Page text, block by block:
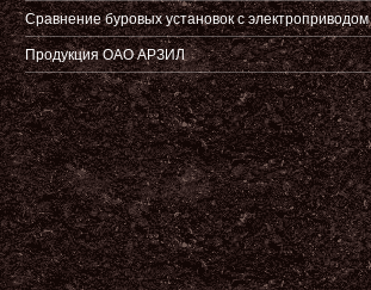
Сравнение буровых установок с электроприводом
Продукция ОАО АРЗИЛ